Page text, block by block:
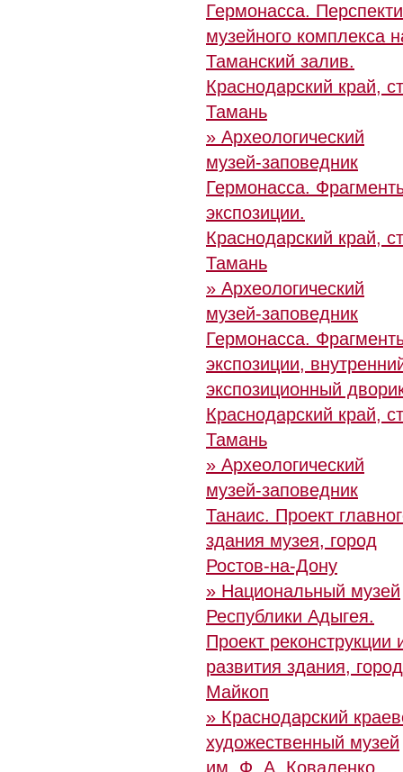
Гермонасса.
музейного комплекса
Таманский залив.
Краснодарский край,
Тамань
» Археологический
музей-заповедник
Гермонасса.
экспозиции.
Краснодарский край,
Тамань
» Археологический
музей-заповедник
Гермонасса.
экспозиции,
экспозиционный
Краснодарский край,
Тамань
» Археологический
музей-заповедник
Танаис. Проект
здания музея, город
Ростов-на-Дону
» Национальный музей
Республики Адыгея.
Проект реконструкции
развития здания, город
Майкоп
» Краснодарский
художественный музей
им. Ф. А. Коваленко.